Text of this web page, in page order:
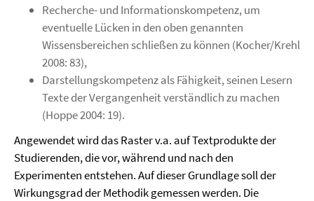
Recherche- und Informationskompetenz, um
eventuelle Lücken in den oben genannten
Wissensbereichen schließen zu können (Kocher/Krehl
2008: 83),
Darstellungskompetenz als Fähigkeit, seinen Lesern
Texte der Vergangenheit verständlich zu machen
(Hoppe 2004: 19).
Angewendet wird das Raster v.a. auf Textprodukte der
Studierenden, die vor, während und nach den
Experimenten entstehen. Auf dieser Grundlage soll der
Wirkungsgrad der Methodik gemessen werden. Die